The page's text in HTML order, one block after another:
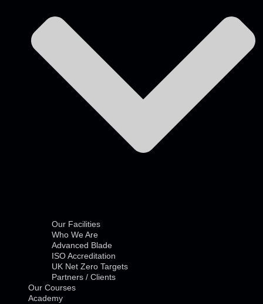
Our Facilities
Who We Are
Advanced Blade
ISO Accreditation
UK Net Zero Targets
Partners / Clients
Our Courses
Academy